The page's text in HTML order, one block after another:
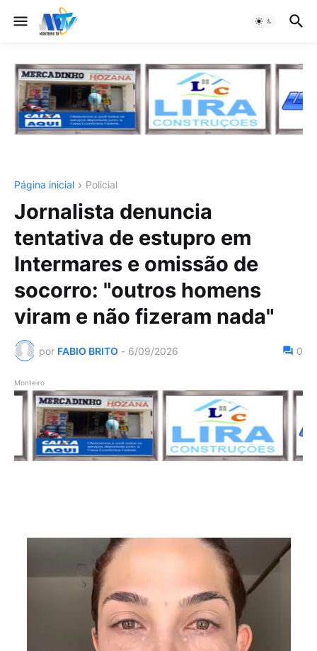
Página inicial Policial
Jornalista denuncia
tentativa de estupro em
Intermares e omissão de
socorro: "outros homens
viram e não fizeram nada"
por FABIO BRITO - 6/09/2026 0
Monteiro